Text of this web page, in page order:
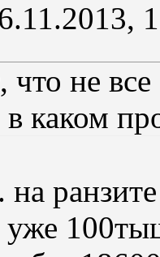
что не
каком
ранзите
уже